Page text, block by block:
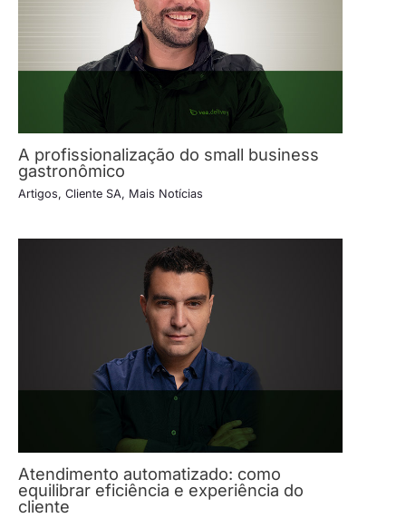
A profissionalização do small business
gastronômico
Artigos, Cliente SA, Mais Notícias
Atendimento automatizado: como
equilibrar eficiência e experiência do
cliente